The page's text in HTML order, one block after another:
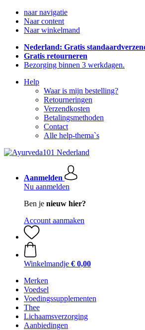
naar navigatie
Naar content
Naar winkelmand
Nederland: Gratis
Gratis retourneren
Bezorging binnen 3 werkdagen.
Help
Waar is mijn bestelling?
Retourneringen
Verzendkosten
Betalingsmethoden
Contact
Alle help-thema`s
Aanmelden
Nu aanmelden
Ben je nieuw hier?
Account aanmaken
Winkelmandje € 0,00
Merken
Voedsel
Voedingssupplementen
Thee
Lichaamsverzorging
Aanbiedingen